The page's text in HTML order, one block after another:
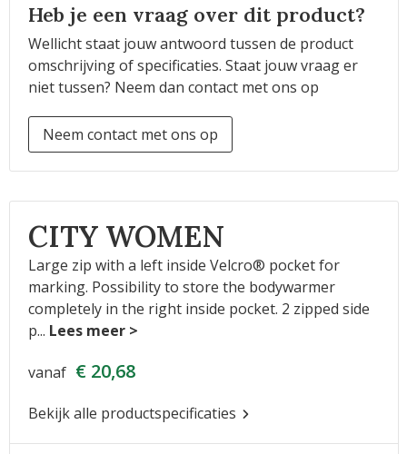
Heb je een vraag over dit product?
Wellicht staat jouw antwoord tussen de product
omschrijving of specificaties. Staat jouw vraag er
niet tussen? Neem dan contact met ons op
Neem contact met ons op
CITY WOMEN
Large zip with a left inside Velcro® pocket for
marking. Possibility to store the bodywarmer
completely in the right inside pocket. 2 zipped side
p...
vanaf € 20,68
Bekijk alle productspecificaties